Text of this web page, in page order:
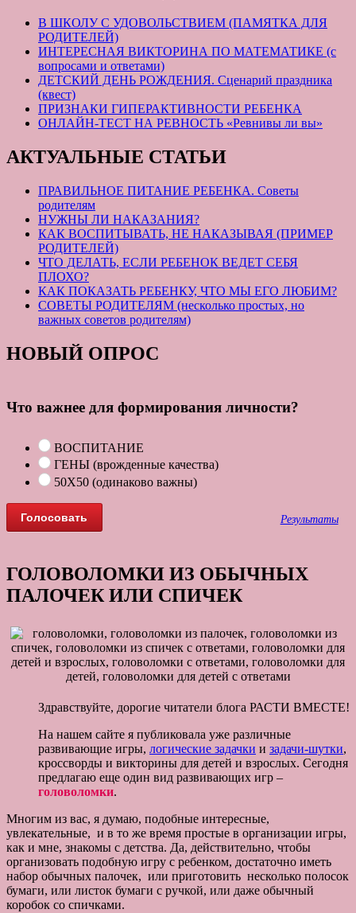
В ШКОЛУ С УДОВОЛЬСТВИЕМ (ПАМЯТКА ДЛЯ
РОДИТЕЛЕЙ)
ИНТЕРЕСНАЯ ВИКТОРИНА ПО МАТЕМАТИКЕ (с
вопросами и ответами)
ДЕТСКИЙ ДЕНЬ РОЖДЕНИЯ. Сценарий праздника
(квест)
ПРИЗНАКИ ГИПЕРАКТИВНОСТИ РЕБЕНКА
ОНЛАЙН-ТЕСТ НА РЕВНОСТЬ «Ревнивы ли вы»
АКТУАЛЬНЫЕ СТАТЬИ
ПРАВИЛЬНОЕ ПИТАНИЕ РЕБЕНКА. Советы
родителям
НУЖНЫ ЛИ НАКАЗАНИЯ?
КАК ВОСПИТЫВАТЬ, НЕ НАКАЗЫВАЯ (ПРИМЕР
РОДИТЕЛЕЙ)
ЧТО ДЕЛАТЬ, ЕСЛИ РЕБЕНОК ВЕДЕТ СЕБЯ
ПЛОХО?
КАК ПОКАЗАТЬ РЕБЕНКУ, ЧТО МЫ ЕГО ЛЮБИМ?
СОВЕТЫ РОДИТЕЛЯМ (несколько простых, но
важных советов родителям)
НОВЫЙ ОПРОС
Что важнее для формирования личности?
ВОСПИТАНИЕ
ГЕНЫ (врожденные качества)
50Х50 (одинаково важны)
Результаты
ГОЛОВОЛОМКИ ИЗ ОБЫЧНЫХ
ПАЛОЧЕК ИЛИ СПИЧЕК
Здравствуйте, дорогие читатели блога РАСТИ ВМЕСТЕ!
На нашем сайте я публиковала уже различные
развивающие игры, логические задачки и задачи-шутки,
кроссворды и викторины для детей и взрослых. Сегодня
предлагаю еще один вид развивающих игр –
головоломки.
Многим из вас, я думаю, подобные интересные,
увлекательные, и в то же время простые в организации игры,
как и мне, знакомы с детства. Да, действительно, чтобы
организовать подобную игру с ребенком, достаточно иметь
набор обычных палочек, или приготовить несколько полосок
бумаги, или листок бумаги с ручкой, или даже обычный
коробок со спичками.